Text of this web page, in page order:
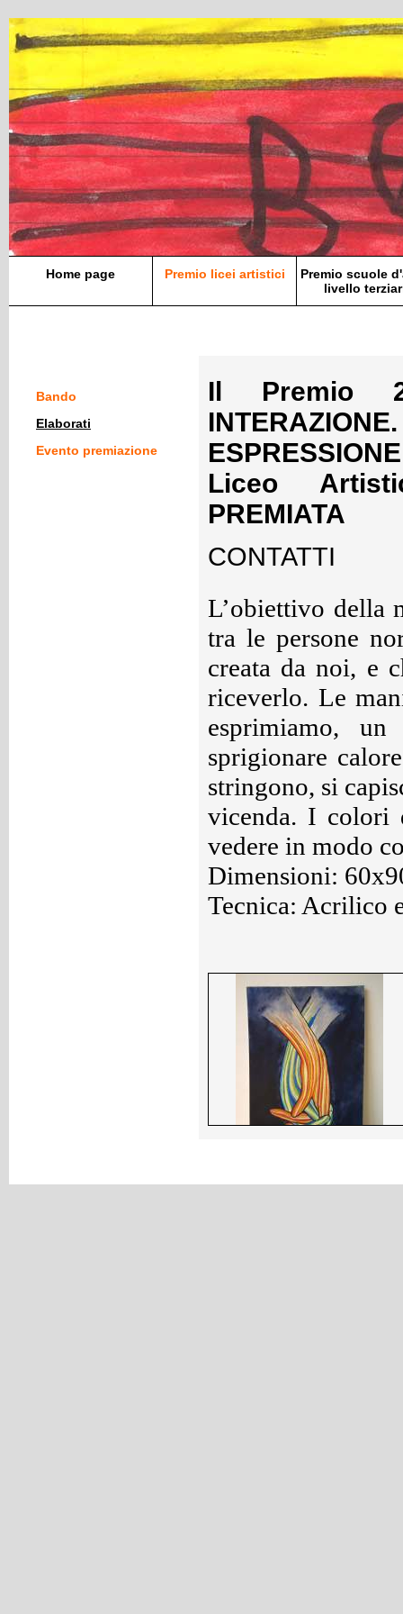
Home page Premio licei artistici
Premio scuole
livello
Bando
Elaborati
Evento premiazione
Il Premio
Liceo
PREMIATA
CONTATTI
L’obiettivo della
tra le persone
creata da noi, e
riceverlo. Le
esprimiamo,
sprigionare
stringono, si
vicenda. I colori
vedere in modo
Dimensioni:
Tecnica: Acrilico